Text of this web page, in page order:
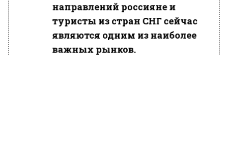
направлений россияне и
туристы из стран СНГ сейчас
являются одним из наиболее
важных рынков.